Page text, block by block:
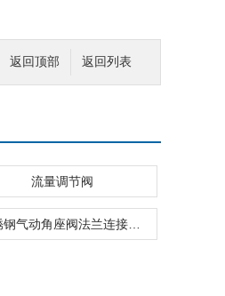
返回列表
返回顶部
流量调节阀